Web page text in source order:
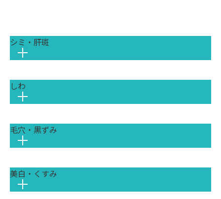
シミ・肝斑
一般的なシミ（老人性色素斑）のほか、ホ
ルモンバランスが影響して頬骨あたりに左
右対称にできる「肝斑（かんぱん）」、ニ
は多岐にわたります。
原因が異なるため、それぞれに合った治療
法を選ぶことが改善への近道です。
しわ
紫外線や乾燥による表皮性の小じわから、
しわの原因は多岐にわたります。しわの種
類や肌の状態を見極め、原因に合わせたア
プローチが改善への鍵となります。
毛穴・黒ずみ
皮脂の過剰分泌による「詰まり毛穴」、加
美白・くすみ